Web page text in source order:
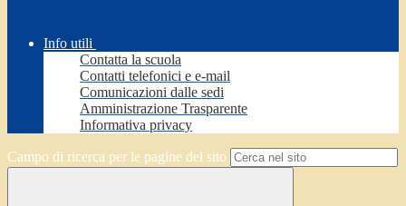
Info utili
Contatta la scuola
Contatti telefonici e e-mail
Comunicazioni dalle sedi
Amministrazione Trasparente
Informativa privacy
Campo di ricerca per le pagine del sito